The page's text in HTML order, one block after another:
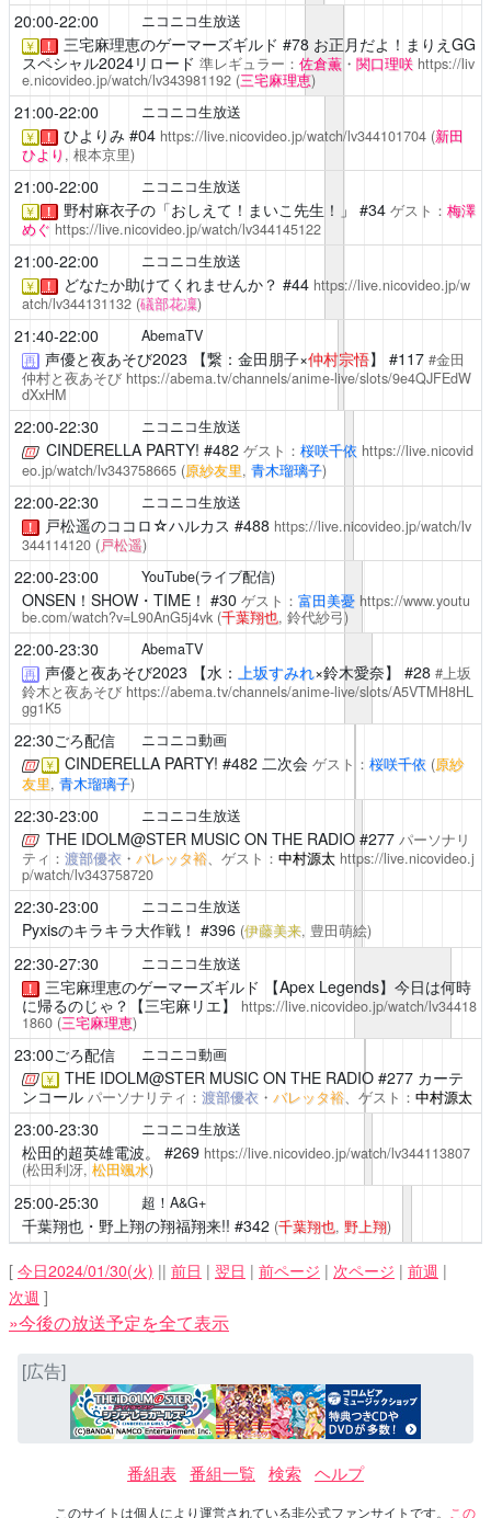
20:00-22:00 ニコニコ生放送
￥ ！ 三宅麻理恵のゲーマーズギルド #78 お正月だよ！まりえGG
スペシャル2024リロード 準レギュラー： 佐倉薫・ 関口理咲 https://liv
e.nicovideo.jp/watch/lv343981192 (三宅麻理恵)
21:00-22:00 ニコニコ生放送
￥ ！ ひよりみ #04 https://live.nicovideo.jp/watch/lv344101704 (新田
ひより , 根本京里)
21:00-22:00 ニコニコ生放送
￥ ！ 野村麻衣子の「おしえて！まいこ先生！」 #34 ゲスト： 梅澤
めぐ https://live.nicovideo.jp/watch/lv344145122
21:00-22:00 ニコニコ生放送
￥ ！ どなたか助けてくれませんか？ #44 https://live.nicovideo.jp/w
atch/lv344131132 (礒部花凜)
21:40-22:00 AbemaTV
再 声優と夜あそび2023 【繋：金田朋子×仲村宗悟】 #117 #金田
仲村と夜あそび https://abema.tv/channels/anime-live/slots/9e4QJFEdW
dXxHM
22:00-22:30 ニコニコ生放送
CINDERELLA PARTY! #482 ゲスト： 桜咲千依 https://live.nicovid
eo.jp/watch/lv343758665 (原紗友里, 青木瑠璃子)
22:00-22:30 ニコニコ生放送
！ 戸松遥のココロ☆ハルカス #488 https://live.nicovideo.jp/watch/lv
344114120 (戸松遥)
22:00-23:00 YouTube(ライブ配信)
ONSEN！SHOW・TIME！ #30 ゲスト： 富田美憂 https://www.youtu
be.com/watch?v=L90AnG5j4vk (千葉翔也, 鈴代紗弓)
22:00-23:30 AbemaTV
再 声優と夜あそび2023 【水： 上坂すみれ×鈴木愛奈】 #28 #上坂
鈴木と夜あそび https://abema.tv/channels/anime-live/slots/A5VTMH8HL
gg1K5
22:30ごろ配信 ニコニコ動画
￥ CINDERELLA PARTY! #482 二次会 ゲスト： 桜咲千依 (原紗
友里, 青木瑠璃子)
22:30-23:00 ニコニコ生放送
THE IDOLM@STER MUSIC ON THE RADIO#277 パーソナリ
ティ： 渡部優衣 ・ バレッタ裕、ゲスト： 中村源太 https://live.nicovideo.j
p/watch/lv343758720
22:30-23:00 ニコニコ生放送
Pyxisのキラキラ大作戦！ #396 (伊藤美来, 豊田萌絵)
22:30-27:30 ニコニコ生放送
！ 三宅麻理恵のゲーマーズギルド 【Apex Legends】今日は何時
に帰るのじゃ？【三宅麻リエ】
https://live.nicovideo.jp/watch/lv34418
1860 (三宅麻理恵)
23:00ごろ配信 ニコニコ動画
￥ THE IDOLM@STER MUSIC ON THE RADIO#277 カーテ
ンコール パーソナリティ： 渡部優衣 ・ バレッタ裕、ゲスト： 中村源太
23:00-23:30 ニコニコ生放送
松田的超英雄電波。 #269 https://live.nicovideo.jp/watch/lv344113807
(松田利冴, 松田颯水)
25:00-25:30 超！A&G+
千葉翔也・野上翔の翔福翔来!! #342 (千葉翔也, 野上翔)
[ 今日2024/01/30(火) || 前日 | 翌日 | 前ページ | 次ページ | 前週 |
次週 ]
»今後の放送予定を全て表示
[広告]
番組表 番組一覧 検索 ヘルプ
このサイトは個人により運営されている非公式ファンサイトです。 この